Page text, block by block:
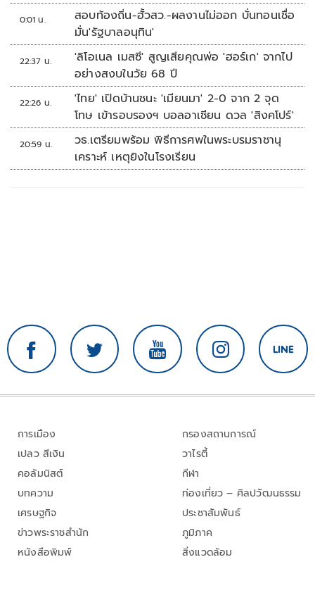
0:01 น.
สอบท้องถิ่น-ฮั้วสว.-ผลงานไม่ออก บั่นทอนเชื่อ
มั่น'รัฐบาลอนุทิน'
22:37 น.
'ลิโอเนล เมสซี' สูญเสียคุณพ่อ 'ฮอร์เก' จากไป
อย่างสงบในวัย 68 ปี
22:26 น.
'ไทย' เปิดบ้านชนะ 'เมียนมา' 2-0 จาก 2 จุด
โทษ เข้ารอบรองฯ บอลอาเซียน ดวล 'สิงคโปร์'
20:59 น.
วธ.เตรียมพร้อม พิธีการศพในพระบรมราชานุ
เคราะห์ เหตุยิงในโรงเรียน
การเมือง
เปลว สีเงิน
คอลัมนิสต์
บทความ
เศรษฐกิจ
ข่าวพระราชสำนัก
หนังสือพิมพ์
กรองสถานการณ์
วาไรตี้
กีฬา
ท่องเที่ยว – ศิลปวัฒนธรรม
ประชาสัมพันธ์
ภูมิภาค
สิ่งแวดล้อม